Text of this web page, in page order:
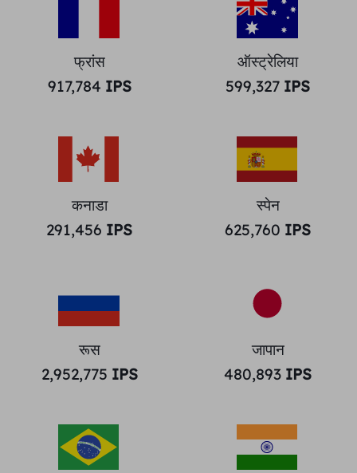
फ्रांस
917,784 IPS
ऑस्ट्रेलिया
599,327 IPS
कनाडा
291,456 IPS
स्पेन
625,760 IPS
रूस
2,952,775 IPS
जापान
480,893 IPS